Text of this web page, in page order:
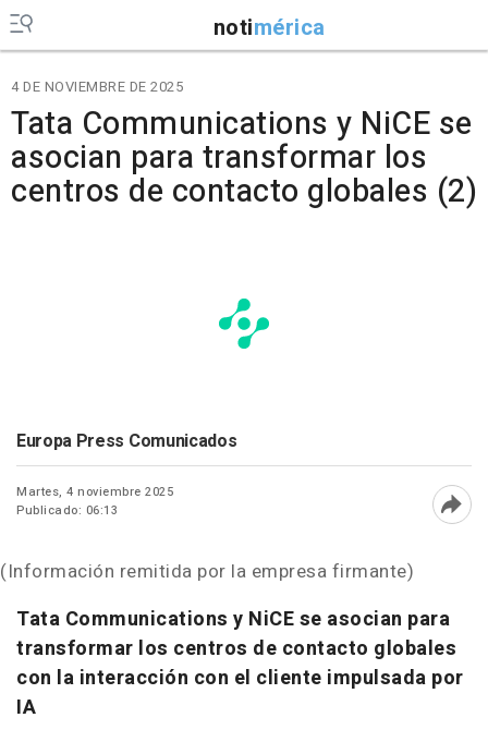
notimérica
4 DE NOVIEMBRE DE 2025
Tata Communications y NiCE se
asocian para transformar los
centros de contacto globales (2)
Europa Press Comunicados
Martes, 4 noviembre 2025
Publicado: 06:13
(Información remitida por la empresa firmante)
Tata Communications y NiCE se asocian para
transformar los centros de contacto globales
con la interacción con el cliente impulsada por
IA